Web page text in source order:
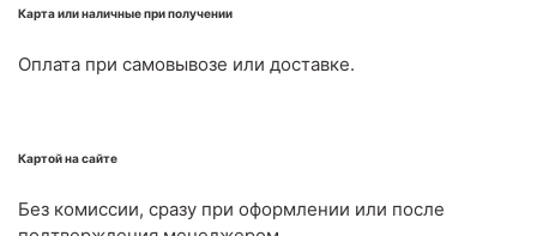
Карта или наличные при получении
Оплата при самовывозе или доставке.
Картой на сайте
Без комиссии, сразу при оформлении или после